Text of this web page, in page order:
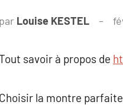
par Louise KESTEL
savoir à propos de
Choisir la montre